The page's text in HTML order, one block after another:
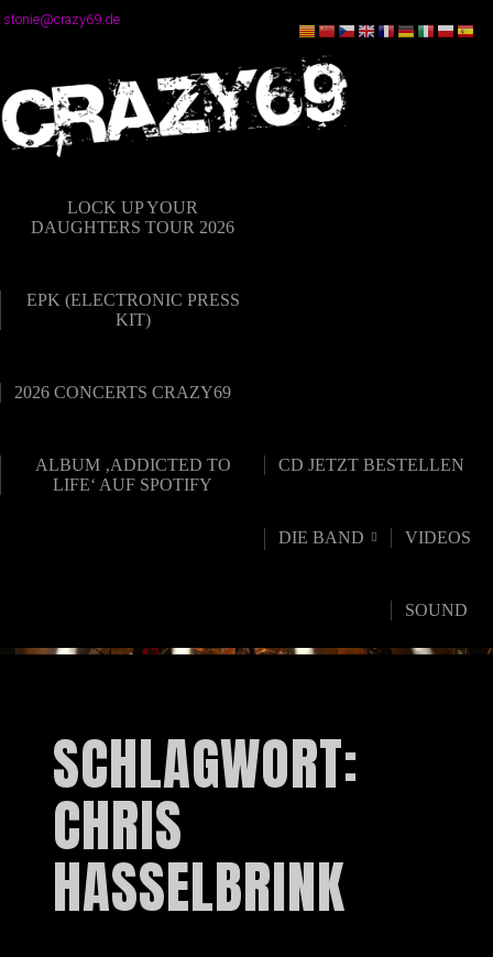
stonie@crazy69.de
LOCK UP YOUR
DAUGHTERS TOUR 2026
EPK (ELECTRONIC PRESS
KIT)
2026 CONCERTS CRAZY69
ALBUM ‚ADDICTED TO
LIFE‘ AUF SPOTIFY
CD JETZT BESTELLEN
DIE BAND VIDEOS
SOUND
SCHLAGWORT:
CHRIS
HASSELBRINK